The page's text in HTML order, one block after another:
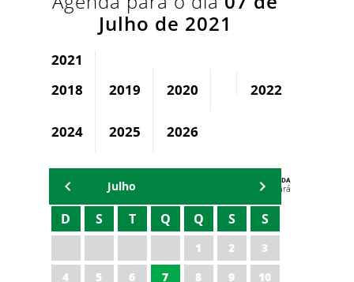
Julho de 2021
2021
2018
2019 2020 2022
2024 2025 2026
AGENDA
Polícia Militar do Ceará
Julho
D S T Q Q S S
1 2
3
4
5 6 7 8 9
10